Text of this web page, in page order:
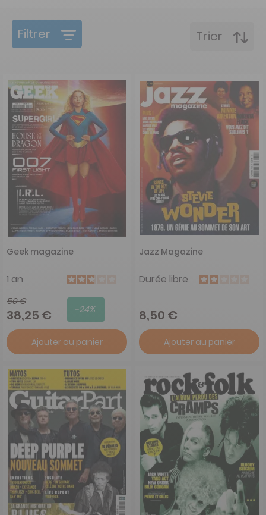
Filtrer Trier
Geek magazine
1 an
50 €
38,25 € -24%
Ajouter au panier
Jazz Magazine
Durée libre
8,50 €
Ajouter au panier